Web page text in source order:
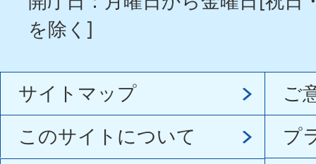
を除く]
サイトマップ
ご
このサイトについて
プ